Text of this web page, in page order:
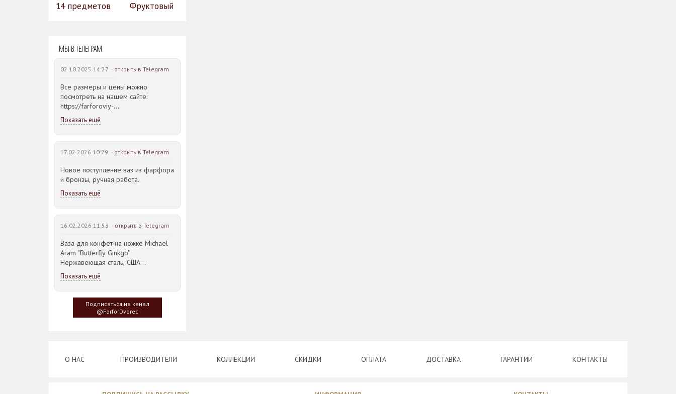
14 предметов
742 руб.
Фруктовый
МЫ В ТЕЛЕГРАМ
02.10.2025 14:27 · открыть в Telegram
Все размеры и цены можно
посмотреть на нашем сайте:
https://farforoviy-
dvorec.ru/catalog/brands/Bohemia_JIHLAVA/
Показать ещё
17.02.2026 10:29 · открыть в Telegram
Новое поступление ваз из фарфора
и бронзы, ручная работа.
Показать ещё
16.02.2026 11:53 · открыть в Telegram
Ваза для конфет на ножке Michael
Aram "Butterfly Ginkgo"
Нержавеющая сталь, США
23,5*21,5*14,5см
Идея такого дизайна предметов
сервировки стола пришла
создателю, когда он впервые
увидел дерево Гинкго Билоба, у
Показать ещё
Подписаться на канал
@FarforDvorec
О НАС ПРОИЗВОДИТЕЛИ КОЛЛЕКЦИИ СКИДКИ ОПЛАТА ДОСТАВКА ГАРАНТИИ КОНТАКТЫ